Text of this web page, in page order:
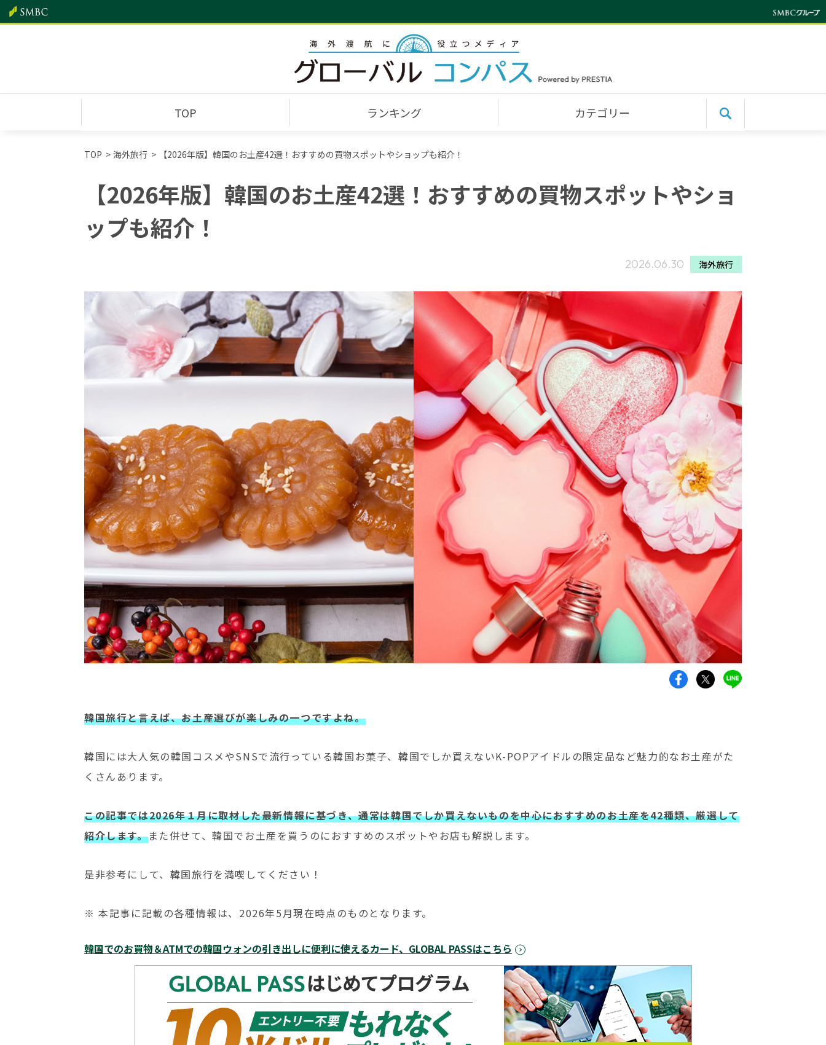
TOP ランキング カテゴリー
TOP 海外旅行 【2026年版】韓国のお土産42選！おすすめの買物スポットやショップも紹介！
【2026年版】韓国のお土産42選！おすすめの買物スポットやショ
ップも紹介！
2026.06.30 海外旅行
韓国旅行と言えば、お土産選びが楽しみの一つですよね。
韓国には大人気の韓国コスメやSNSで流行っている韓国お菓子、韓国でしか買えないK-POPアイドルの限定品など魅力的なお土産がた
くさんあります。
この記事では2026年１月に取材した最新情報に基づき、通常は韓国でしか買えないものを中心におすすめのお土産を42種類、厳選して
紹介します。また併せて、韓国でお土産を買うのにおすすめのスポットやお店も解説します。
是非参考にして、韓国旅行を満喫してください！
※ 本記事に記載の各種情報は、2026年5月現在時点のものとなります。
韓国でのお買物＆ATMでの韓国ウォンの引き出しに便利に使えるカード、GLOBAL PASSはこちら